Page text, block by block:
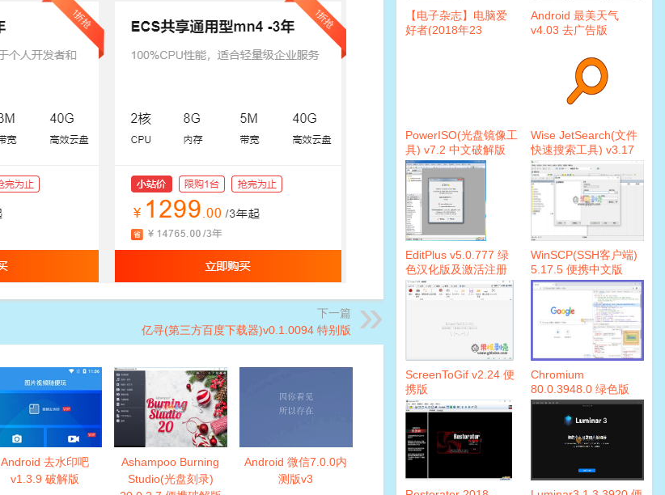
下一篇
亿寻(第三方百度下载器)v0.1.0094 特别版
Android 去水印吧
v1.3.9 破解版
Ashampoo Burning
Studio(光盘刻录)
Android 微信7.0.0内
测版v3
【电子杂志】电脑爱
好者(2018年23
Android 最美天气
v4.03 去广告版
PowerISO(光盘镜像工
具) v7.2 中文破解版
(注册码)
Wise JetSearch(文件
快速搜索工具) v3.17
EditPlus v5.0.777 绿
色汉化版及激活注册
码
WinSCP(SSH客户端)
5.17.5 便携中文版
ScreenToGif v2.24 便
携版
Chromium
80.0.3948.0 绿色版